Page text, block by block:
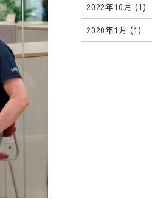
2022年10月(1)
2020年1月(1)